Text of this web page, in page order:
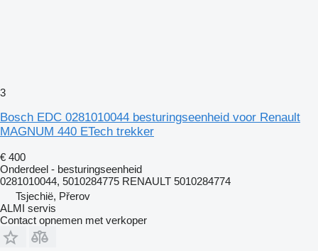
3
Bosch EDC 0281010044 besturingseenheid voor Renault
MAGNUM 440 ETech trekker
€ 400
Onderdeel - besturingseenheid
0281010044, 5010284775 RENAULT 5010284774
Tsjechië, Přerov
ALMI servis
Contact opnemen met verkoper